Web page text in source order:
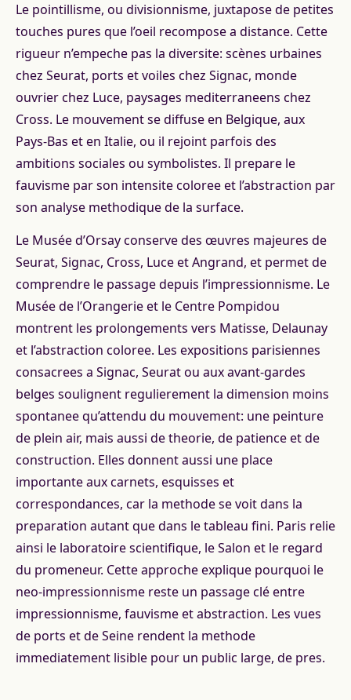
Le pointillisme, ou divisionnisme, juxtapose de petites
touches pures que l’oeil recompose a distance. Cette
rigueur n’empeche pas la diversite: scènes urbaines
chez Seurat, ports et voiles chez Signac, monde
ouvrier chez Luce, paysages mediterraneens chez
Cross. Le mouvement se diffuse en Belgique, aux
Pays-Bas et en Italie, ou il rejoint parfois des
ambitions sociales ou symbolistes. Il prepare le
fauvisme par son intensite coloree et l’abstraction par
son analyse methodique de la surface.
Le Musée d’Orsay conserve des œuvres majeures de
Seurat, Signac, Cross, Luce et Angrand, et permet de
comprendre le passage depuis l’impressionnisme. Le
Musée de l’Orangerie et le Centre Pompidou
montrent les prolongements vers Matisse, Delaunay
et l’abstraction coloree. Les expositions parisiennes
consacrees a Signac, Seurat ou aux avant-gardes
belges soulignent regulierement la dimension moins
spontanee qu’attendu du mouvement: une peinture
de plein air, mais aussi de theorie, de patience et de
construction. Elles donnent aussi une place
importante aux carnets, esquisses et
correspondances, car la methode se voit dans la
preparation autant que dans le tableau fini. Paris relie
ainsi le laboratoire scientifique, le Salon et le regard
du promeneur. Cette approche explique pourquoi le
neo-impressionnisme reste un passage clé entre
impressionnisme, fauvisme et abstraction. Les vues
de ports et de Seine rendent la methode
immediatement lisible pour un public large, de pres.